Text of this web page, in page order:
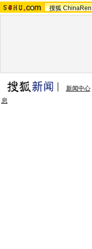
搜狐 ChinaRen
新闻中心
息